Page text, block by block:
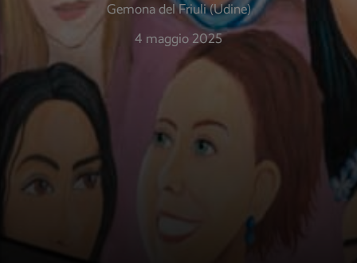
Gemona del Friuli (Udine)
4 maggio 2025